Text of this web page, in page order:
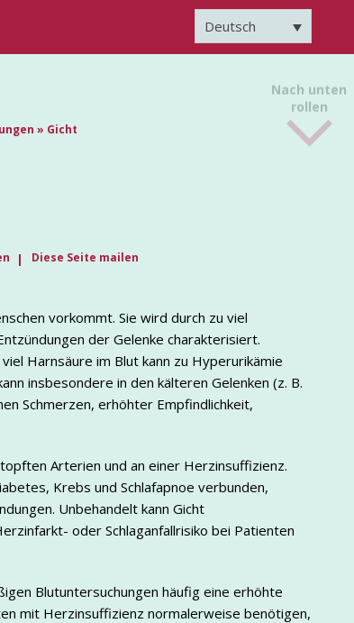
Deutsch
» Gicht
Diese Seite mailen
vorkommt. Sie wird durch zu viel
der Gelenke charakterisiert.
Harnsäure im Blut kann zu Hyperurikämie
insbesondere in den kälteren Gelenken (z. B.
Schmerzen, erhöhter Empfindlichkeit,
Arterien und an einer Herzinsuffizienz.
Krebs und Schlafapnoe verbunden,
Unbehandelt kann Gicht
oder Schlaganfallrisiko bei Patienten
Blutuntersuchungen häufig eine erhöhte
mit Herzinsuffizienz normalerweise benötigen,
Nach unten
rollen